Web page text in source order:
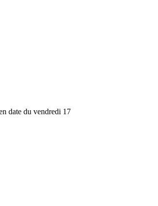
date du vendredi 17